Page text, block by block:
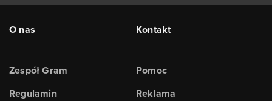
O nas
Zespół Gram
Regulamin
Kontakt
Pomoc
Reklama